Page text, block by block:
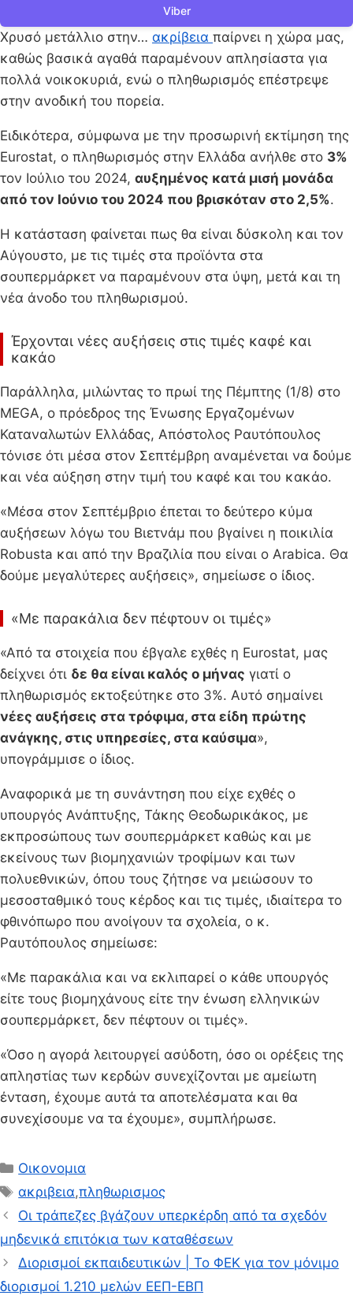
Viber
Χρυσό μετάλλιο στην… ακρίβεια παίρνει η χώρα μας,
καθώς βασικά αγαθά παραμένουν απλησίαστα για
πολλά νοικοκυριά, ενώ ο πληθωρισμός επέστρεψε
στην ανοδική του πορεία.
Ειδικότερα, σύμφωνα με την προσωρινή εκτίμηση της
Eurostat, ο πληθωρισμός στην Ελλάδα ανήλθε στο 3%
τον Ιούλιο του 2024, αυξημένος κατά μισή μονάδα
από τον Ιούνιο του 2024 που βρισκόταν στο 2,5%.
Η κατάσταση φαίνεται πως θα είναι δύσκολη και τον
Αύγουστο, με τις τιμές στα προϊόντα στα
σουπερμάρκετ να παραμένουν στα ύψη, μετά και τη
νέα άνοδο του πληθωρισμού.
Έρχονται νέες αυξήσεις στις τιμές καφέ και
κακάο
Παράλληλα, μιλώντας το πρωί της Πέμπτης (1/8) στο
MEGA, ο πρόεδρος της Ένωσης Εργαζομένων
Καταναλωτών Ελλάδας, Απόστολος Ραυτόπουλος
τόνισε ότι μέσα στον Σεπτέμβρη αναμένεται να δούμε
και νέα αύξηση στην τιμή του καφέ και του κακάο.
«Μέσα στον Σεπτέμβριο έπεται το δεύτερο κύμα
αυξήσεων λόγω του Βιετνάμ που βγαίνει η ποικιλία
Robusta και από την Βραζιλία που είναι ο Arabica. Θα
δούμε μεγαλύτερες αυξήσεις», σημείωσε ο ίδιος.
«Με παρακάλια δεν πέφτουν οι τιμές»
«Από τα στοιχεία που έβγαλε εχθές η Eurostat, μας
δείχνει ότι δε θα είναι καλός ο μήνας γιατί ο
πληθωρισμός εκτοξεύτηκε στο 3%. Αυτό σημαίνει
νέες αυξήσεις στα τρόφιμα, στα είδη πρώτης
ανάγκης, στις υπηρεσίες, στα καύσιμα»,
υπογράμμισε ο ίδιος.
Αναφορικά με τη συνάντηση που είχε εχθές ο
υπουργός Ανάπτυξης, Τάκης Θεοδωρικάκος, με
εκπροσώπους των σουπερμάρκετ καθώς και με
εκείνους των βιομηχανιών τροφίμων και των
πολυεθνικών, όπου τους ζήτησε να μειώσουν το
μεσοσταθμικό τους κέρδος και τις τιμές, ιδιαίτερα το
φθινόπωρο που ανοίγουν τα σχολεία, ο κ.
Ραυτόπουλος σημείωσε:
«Με παρακάλια και να εκλιπαρεί ο κάθε υπουργός
είτε τους βιομηχάνους είτε την ένωση ελληνικών
σουπερμάρκετ, δεν πέφτουν οι τιμές».
«Όσο η αγορά λειτουργεί ασύδοτη, όσο οι ορέξεις της
απληστίας των κερδών συνεχίζονται με αμείωτη
ένταση, έχουμε αυτά τα αποτελέσματα και θα
συνεχίσουμε να τα έχουμε», συμπλήρωσε.
Κατηγορίες
Οικονομια
Ετικέτες
ακριβεια,πληθωρισμος
Οι τράπεζες βγάζουν υπερκέρδη από τα σχεδόν
μηδενικά επιτόκια των καταθέσεων
Διορισμοί εκπαιδευτικών | Το ΦΕΚ για τον μόνιμο
διορισμοί 1.210 μελών ΕΕΠ-ΕΒΠ